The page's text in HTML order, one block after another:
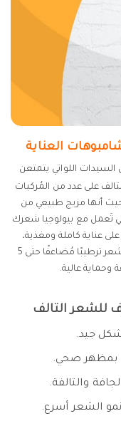
العناية
اللواتي يتمتعن
على عدد من المُركبات
حيث أنها مزيج طبيعي من
تَعمل مع بيولوجيا شعرك
عناية كاملة ومغذية،
ويقوم هذا النوع من الشامبو بمنح خصلات الشعر ترطيبًا مُضاعفًا حتى 5
وحماية عالية.
للشعر التالف
جيد.
بمظهر صحي.
والتالفة.
الشعر أسرع.